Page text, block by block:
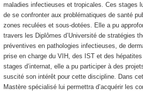
maladies infectieuses et tropicales. Ces stages
de se confronter aux problématiques de santé
zones reculées et sous-dotées. Elle a pu
travers les Diplômes d’Université de stratégies
préventives en pathologies infectieuses, de
prise en charge du VIH, des IST et des
stages d’internat, elle a pu participer à des
suscité son intérêt pour cette discipline. Dans
Mastère spécialisé lui permettra d’acquérir les